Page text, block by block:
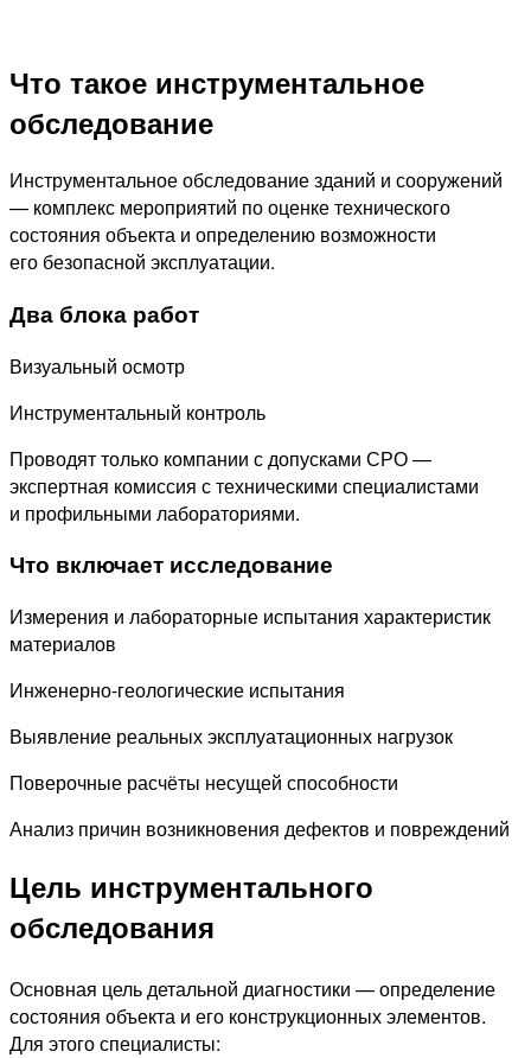
Что такое инструментальное
обследование
Инструментальное обследование зданий и сооружений
— комплекс мероприятий по оценке технического
состояния объекта и определению возможности
его безопасной эксплуатации.
Два блока работ
Визуальный осмотр
Инструментальный контроль
Проводят только компании с допусками СРО —
экспертная комиссия с техническими специалистами
и профильными лабораториями.
Что включает исследование
Измерения и лабораторные испытания характеристик
материалов
Инженерно-геологические испытания
Выявление реальных эксплуатационных нагрузок
Поверочные расчёты несущей способности
Анализ причин возникновения дефектов и повреждений
Цель инструментального
обследования
Основная цель детальной диагностики — определение
состояния объекта и его конструкционных элементов.
Для этого специалисты: